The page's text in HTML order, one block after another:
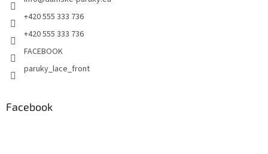
+420 555 333 736
+420 555 333 736
FACEBOOK
paruky_lace_front
Facebook